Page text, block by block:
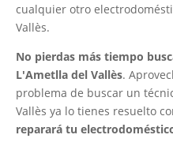
cualquier otro
Vallès.
No pierdas más tiempo
L'Ametlla del Vallès.
problema de buscar un
Vallès ya lo tienes resuelto
reparará tu